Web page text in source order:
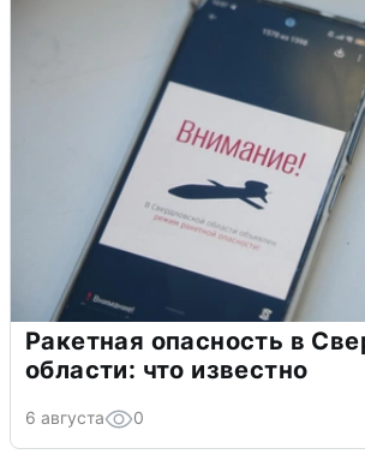
Ракетная опасность в
области: что известно
6 августа 0